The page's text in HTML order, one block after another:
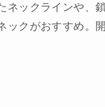
ネックラインや、
ックがおすすめ。